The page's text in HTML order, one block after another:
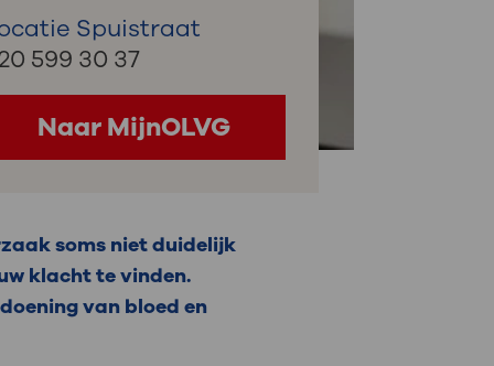
Spuistraat
599 30 37
Naar MijnOLVG
soms niet duidelijk
klacht te vinden.
van bloed en